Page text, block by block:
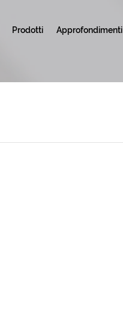
Prodotti Approfondimenti